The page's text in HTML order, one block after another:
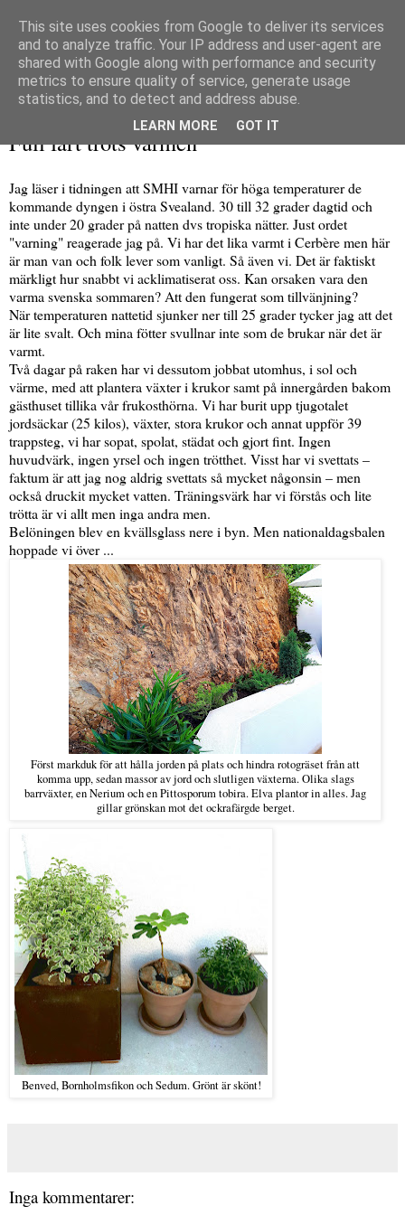
Full fart trots värmen
Jag läser i tidningen att SMHI varnar för höga temperaturer de
kommande dyngen i östra Svealand. 30 till 32 grader dagtid och
inte under 20 grader på natten dvs tropiska nätter. Just ordet
"varning" reagerade jag på. Vi har det lika varmt i Cerbère men här
är man van och folk lever som vanligt. Så även vi. Det är faktiskt
märkligt hur snabbt vi acklimatiserat oss. Kan orsaken vara den
varma svenska sommaren? Att den fungerat som tillvänjning?
När temperaturen nattetid sjunker ner till 25 grader tycker jag att det
är lite svalt. Och mina fötter svullnar inte som de brukar när det är
varmt.
Två dagar på raken har vi dessutom jobbat utomhus, i sol och
värme, med att plantera växter i krukor samt på innergården bakom
gästhuset tillika vår frukosthörna. Vi har burit upp tjugotalet
jordsäckar (25 kilos), växter, stora krukor och annat uppför 39
trappsteg, vi har sopat, spolat, städat och gjort fint. Ingen
huvudvärk, ingen yrsel och ingen trötthet. Visst har vi svettats –
faktum är att jag nog aldrig svettats så mycket någonsin – men
också druckit mycket vatten. Träningsvärk har vi förstås och lite
trötta är vi allt men inga andra men.
Belöningen blev en kvällsglass nere i byn. Men nationaldagsbalen
hoppade vi över ...
Först markduk för att hålla jorden på plats och hindra rotogräset från att
komma upp, sedan massor av jord och slutligen växterna. Olika slags
barrväxter, en Nerium och en Pittosporum tobira. Elva plantor in alles. Jag
gillar grönskan mot det ockrafärgde berget.
Benved, Bornholmsfikon och Sedum. Grönt är skönt!
Inga kommentarer:
This site uses cookies from Google to deliver its services
and to analyze traffic. Your IP address and user-agent are
shared with Google along with performance and security
metrics to ensure quality of service, generate usage
statistics, and to detect and address abuse.
LEARN MORE GOT IT